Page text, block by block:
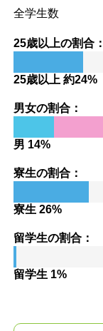
全学生数
25歳以上の割合：
25歳以上 約24%
男女の割合：
男 14%
寮生の割合：
寮生 26%
留学生の割合：
留学生 1%